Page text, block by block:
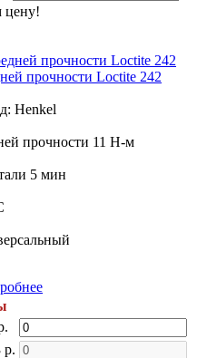
цену!
прочности Loctite 242
Henkel
прочности 11 Н-м
5 мин
р.